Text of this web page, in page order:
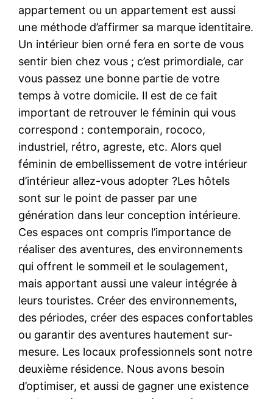
appartement ou un appartement est aussi
une méthode d’affirmer sa marque identitaire.
Un intérieur bien orné fera en sorte de vous
sentir bien chez vous ; c’est primordiale, car
vous passez une bonne partie de votre
temps à votre domicile. Il est de ce fait
important de retrouver le féminin qui vous
correspond : contemporain, rococo,
industriel, rétro, agreste, etc. Alors quel
féminin de embellissement de votre intérieur
d’intérieur allez-vous adopter ?Les hôtels
sont sur le point de passer par une
génération dans leur conception intérieure.
Ces espaces ont compris l’importance de
réaliser des aventures, des environnements
qui offrent le sommeil et le soulagement,
mais apportant aussi une valeur intégrée à
leurs touristes. Créer des environnements,
des périodes, créer des espaces confortables
ou garantir des aventures hautement sur-
mesure. Les locaux professionnels sont notre
deuxième résidence. Nous avons besoin
d’optimiser, et aussi de gagner une existence